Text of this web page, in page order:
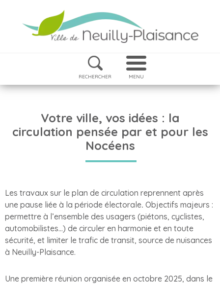
RECHERCHER MENU
Votre ville, vos idées : la
circulation pensée par et pour les
Nocéens
Les travaux sur le plan de circulation reprennent après
une pause liée à la période électorale. Objectifs majeurs :
permettre à l’ensemble des usagers (piétons, cyclistes,
automobilistes…) de circuler en harmonie et en toute
sécurité, et limiter le trafic de transit, source de nuisances
à Neuilly-Plaisance.
Une première réunion organisée en octobre 2025, dans le